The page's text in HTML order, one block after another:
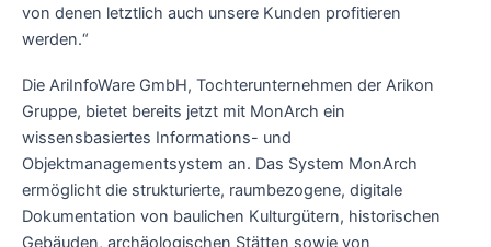
von denen letztlich auch unsere Kunden profitieren
werden.“
Die AriInfoWare GmbH, Tochterunternehmen der Arikon
Gruppe, bietet bereits jetzt mit MonArch ein
wissensbasiertes Informations- und
Objektmanagementsystem an. Das System MonArch
ermöglicht die strukturierte, raumbezogene, digitale
Dokumentation von baulichen Kulturgütern, historischen
Gebäuden, archäologischen Stätten sowie von